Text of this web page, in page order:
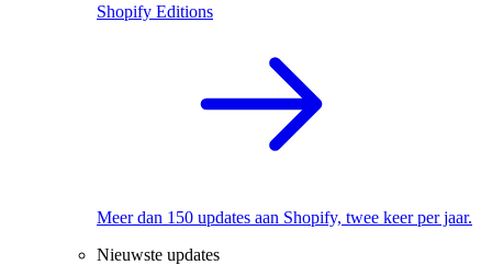
Shopify Editions
Meer dan 150 updates aan Shopify, twee keer per jaar.
Nieuwste updates